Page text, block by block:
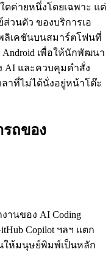
ดค่ายหนึ่งโดยเฉพาะ แต่
วนตัว ของบริการเอ
ลิเคชันบนสมาร์ตโฟนที่
Android เพื่อให้นักพัฒนา
AI และควบคุมคำสั่ง
ลาที่ไม่ได้นั่งอยู่หน้าโต๊ะ
ถของ
านของ AI Coding
Copilot ฯลฯ แตก
ให้มนุษย์พิมพ์เป็นหลัก